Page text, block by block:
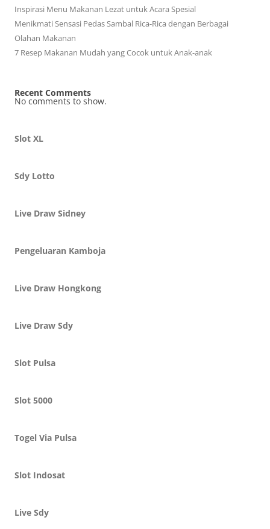
Inspirasi Menu Makanan Lezat untuk Acara Spesial
Menikmati Sensasi Pedas Sambal Rica-Rica dengan Berbagai
Olahan Makanan
7 Resep Makanan Mudah yang Cocok untuk Anak-anak
Recent Comments
No comments to show.
Slot XL
Sdy Lotto
Live Draw Sidney
Pengeluaran Kamboja
Live Draw Hongkong
Live Draw Sdy
Slot Pulsa
Slot 5000
Togel Via Pulsa
Slot Indosat
Live Sdy